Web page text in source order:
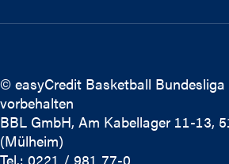
© easyCredit Basketball Bundesliga
vorbehalten
BBL GmbH, Am Kabellager 11-13,
(Mülheim)
Tel.: 0221 / 981 77-0